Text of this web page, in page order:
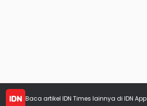
Baca artikel IDN Times lainnya di IDN App